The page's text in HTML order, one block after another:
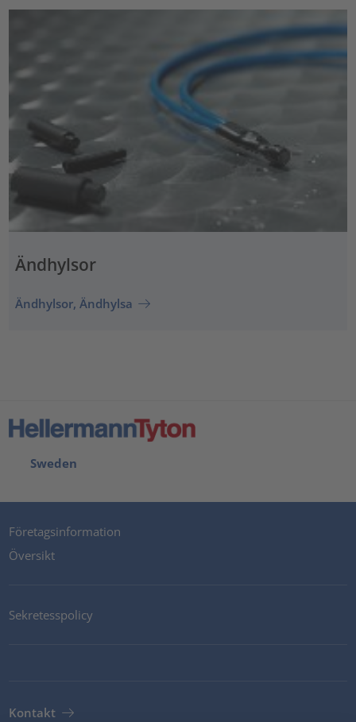
Ändhylsor
Ändhylsor, Ändhylsa
Sweden
Företagsinformation
Översikt
Sekretesspolicy
Kontakt